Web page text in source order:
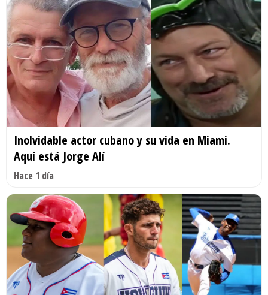
Inolvidable actor cubano y su vida en Miami.
Aquí está Jorge Alí
Hace 1 día